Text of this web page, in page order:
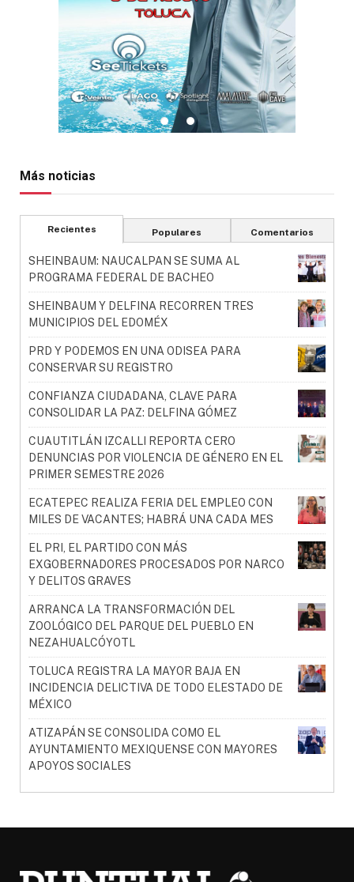
Más noticias
Recientes Populares Comentarios
SHEINBAUM: NAUCALPAN SE SUMA AL
PROGRAMA FEDERAL DE BACHEO
SHEINBAUM Y DELFINA RECORREN TRES
MUNICIPIOS DEL EDOMÉX
PRD Y PODEMOS EN UNA ODISEA PARA
CONSERVAR SU REGISTRO
CONFIANZA CIUDADANA, CLAVE PARA
CONSOLIDAR LA PAZ: DELFINA GÓMEZ
CUAUTITLÁN IZCALLI REPORTA CERO
DENUNCIAS POR VIOLENCIA DE GÉNERO EN EL
PRIMER SEMESTRE 2026
ECATEPEC REALIZA FERIA DEL EMPLEO CON
MILES DE VACANTES; HABRÁ UNA CADA MES
EL PRI, EL PARTIDO CON MÁS
EXGOBERNADORES PROCESADOS POR NARCO
Y DELITOS GRAVES
ARRANCA LA TRANSFORMACIÓN DEL
ZOOLÓGICO DEL PARQUE DEL PUEBLO EN
NEZAHUALCÓYOTL
TOLUCA REGISTRA LA MAYOR BAJA EN
INCIDENCIA DELICTIVA DE TODO ELESTADO DE
MÉXICO
ATIZAPÁN SE CONSOLIDA COMO EL
AYUNTAMIENTO MEXIQUENSE CON MAYORES
APOYOS SOCIALES